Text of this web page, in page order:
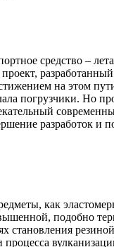
средство –
на этом
погрузчики. Но
разработок и
как
подобно